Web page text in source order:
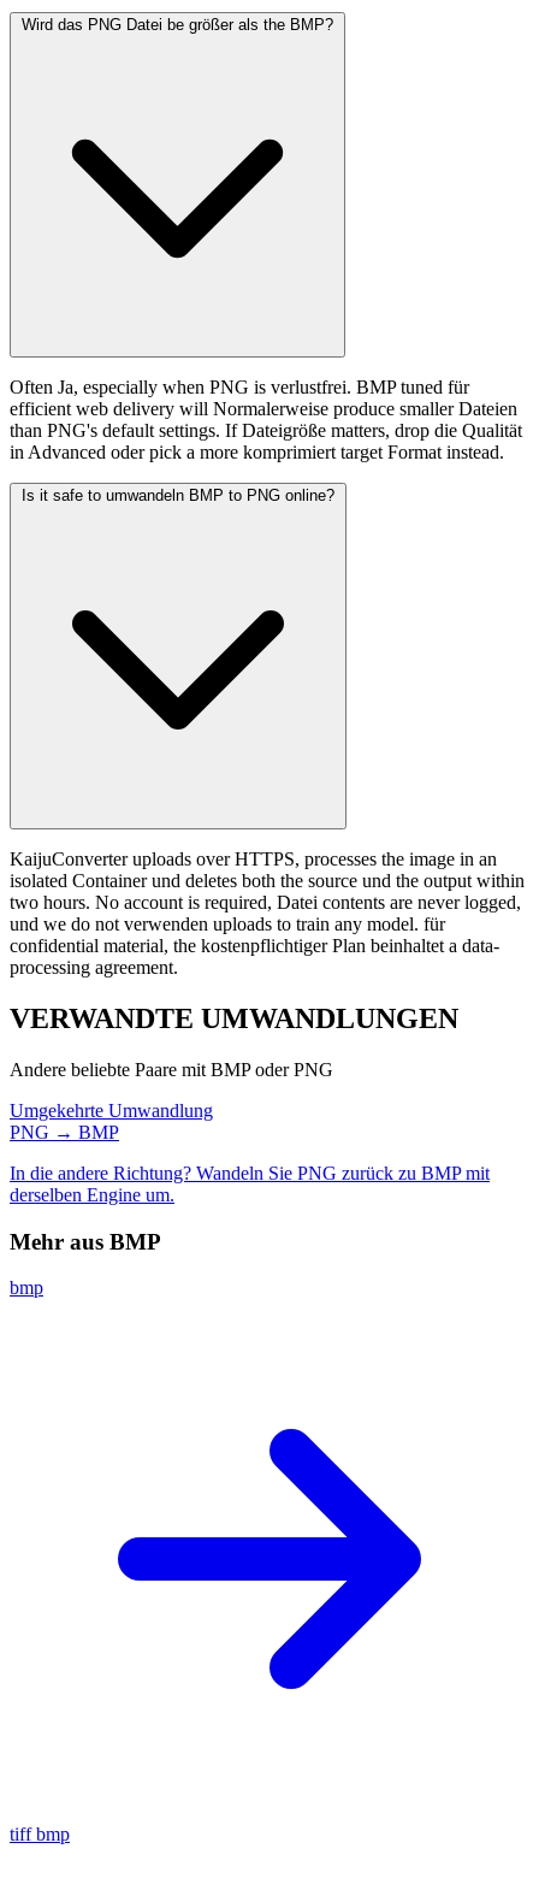
Wird das PNG Datei be größer als the BMP?
Often Ja, especially when PNG is verlustfrei. BMP tuned für
efficient web delivery will Normalerweise produce smaller Dateien
than PNG's default settings. If Dateigröße matters, drop die Qualität
in Advanced oder pick a more komprimiert target Format instead.
Is it safe to umwandeln BMP to PNG online?
KaijuConverter uploads over HTTPS, processes the image in an
isolated Container und deletes both the source und the output within
two hours. No account is required, Datei contents are never logged,
und we do not verwenden uploads to train any model. für
confidential material, the kostenpflichtiger Plan beinhaltet a data-
processing agreement.
VERWANDTE UMWANDLUNGEN
Andere beliebte Paare mit BMP oder PNG
Umgekehrte Umwandlung
PNG → BMP
In die andere Richtung? Wandeln Sie PNG zurück zu BMP mit
derselben Engine um.
Mehr aus BMP
bmp
tiff bmp